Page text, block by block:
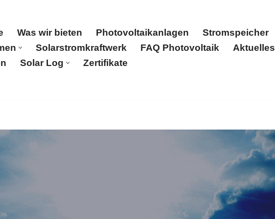
Was wir bieten Photovoltaikanlagen Stromspeicher
Solarstromkraftwerk FAQ Photovoltaik Aktuelles
Solar Log Zertifikate
Referenzen Solar Log Zertifikate